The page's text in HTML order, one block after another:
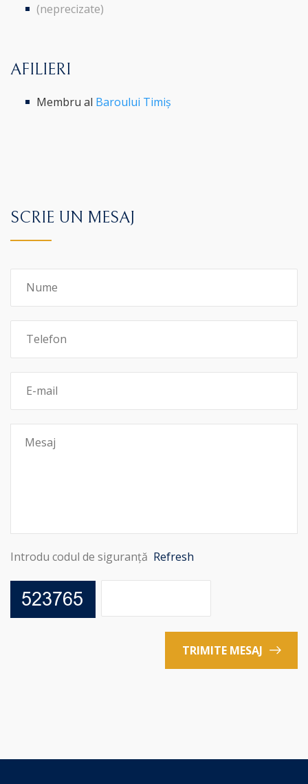
(neprecizate)
AFILIERI
Membru al Baroului Timiș
SCRIE UN MESAJ
Introdu codul de siguranță Refresh
TRIMITE MESAJ